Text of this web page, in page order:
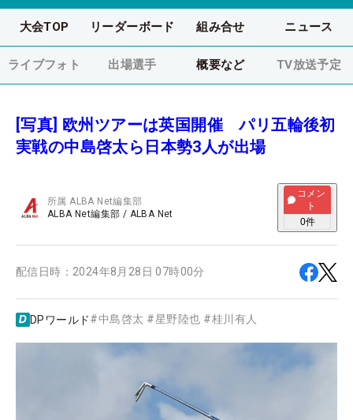
大会TOP リーダーボード 組み合せ ニュース
ライブフォト 出場選手 概要など TV放送予定
[写真] 欧州ツアーは英国開催 パリ五輪後初
実戦の中島啓太ら日本勢3人が出場
所属ALBA Net編集部
ALBA Net編集部 / ALBA Net
コメン
ト
0件
配信日時： 2024年8月28日 07時00分
DPワールド#中島啓太 #星野陸也 #桂川有人